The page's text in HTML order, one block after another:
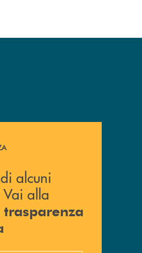
documenti ? Vai alla pagina della
alcuni
Vai alla
trasparenza